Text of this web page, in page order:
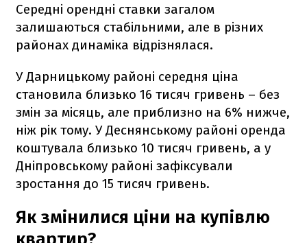
Середні орендні ставки загалом
залишаються стабільними, але в різних
районах динаміка відрізнялася.
У Дарницькому районі середня ціна
становила близько 16 тисяч гривень – без
змін за місяць, але приблизно на 6% нижче,
ніж рік тому. У Деснянському районі оренда
коштувала близько 10 тисяч гривень, а у
Дніпровському районі зафіксували
зростання до 15 тисяч гривень.
Як змінилися ціни на купівлю